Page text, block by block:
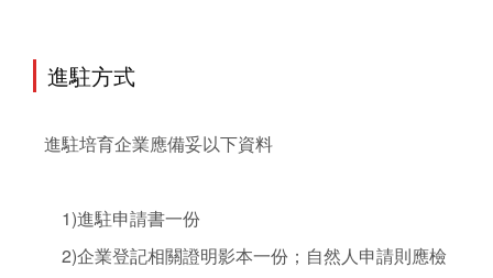
進駐方式
進駐培育企業應備妥以下資料